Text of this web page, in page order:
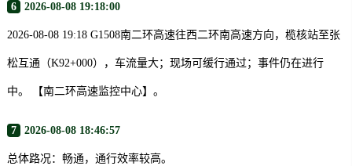
6 2026-08-08 19:18:00
2026-08-08 19:18 G1508南二环高速往西二环南高速方向，榄核站至张
松互通（K92+000），车流量大；现场可缓行通过；事件仍在进行
中。 【南二环高速监控中心】。
7 2026-08-08 18:46:57
总体路况：畅通，通行效率较高。